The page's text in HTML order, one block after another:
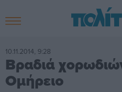
10.11.2014, 9:28
Βραδιά
Ομήρειο